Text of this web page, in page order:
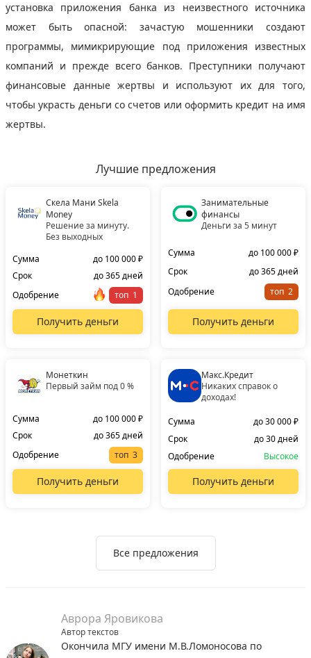
установка приложения банка из неизвестного источника
может быть опасной: зачастую мошенники создают
программы, мимикрирующие под приложения известных
компаний и прежде всего банков. Преступники получают
финансовые данные жертвы и используют их для того,
чтобы украсть деньги со счетов или оформить кредит на имя
жертвы.
Лучшие предложения
Скела Мани Skela
Money
Решение за минуту.
Без выходных
Сумма
до 100 000 ₽
Срок
до 365 дней
Одобрение
топ
Получить деньги
Занимательные
финансы
Деньги за 5 минут
Сумма
до 100 000 ₽
Срок
до 365 дней
Одобрение
топ
Получить деньги
Монеткин
Первый займ под 0 %
Сумма
до 100 000 ₽
Срок
до 365 дней
Одобрение
топ
Получить деньги
Макс.Кредит
Никаких справок о
доходах!
Сумма
до 30 000 ₽
Срок
до 30 дней
Одобрение
Высокое
Получить деньги
Все предложения
Аврора Яровикова
Автор текстов
Окончила МГУ имени М.В.Ломоносова по